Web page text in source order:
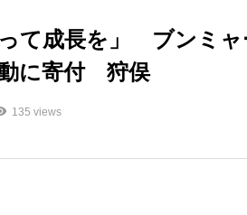
って成長を」 ブンミ
に寄付 狩俣
135 views